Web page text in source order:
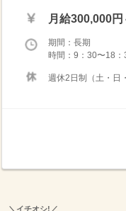
月給300,000
期間：長期
時間：9：30〜18：
週休2日制（土・日
＼イチオシ!／